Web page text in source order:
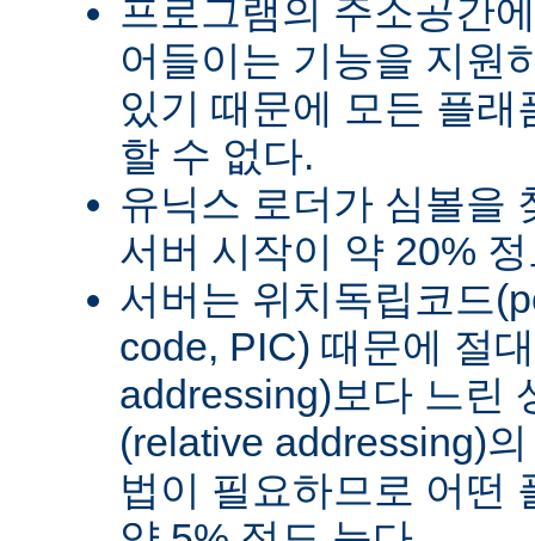
프로그램의 주소공간
어들이는 기능을 지원
있기 때문에 모든 플
할 수 없다.
유닉스 로더가 심볼을
서버 시작이 약 20%
서버는 위치독립코드
code, PIC) 때문에 절
addressing)보다 느린
(relative addressing)
법이 필요하므로 어떤